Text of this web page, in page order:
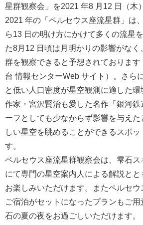
星群観察会」を2021 年8 月12 日（木
2021 年の「ペルセウス座流星群」は
ら13 日の明け方にかけて多くの流星
た8月12 日頃は月明かりの影響がなく
群を観察できると予想されておりま
台 情報センターWeb サイト）。さら
と低い人口密度が星空観測に適した
作家・宮沢賢治も愛した名作「銀河
ーフとしても少なからず影響を与え
しい星空を眺めることができるスポッ
す。
ペルセウス座流星群観察会は、雫石
にて専門の星空案内人による解説と
お楽しみいただけます。またペルセウ
ご宿泊がセットになったプランもご
石の夏の夜をお過ごしいただけます。